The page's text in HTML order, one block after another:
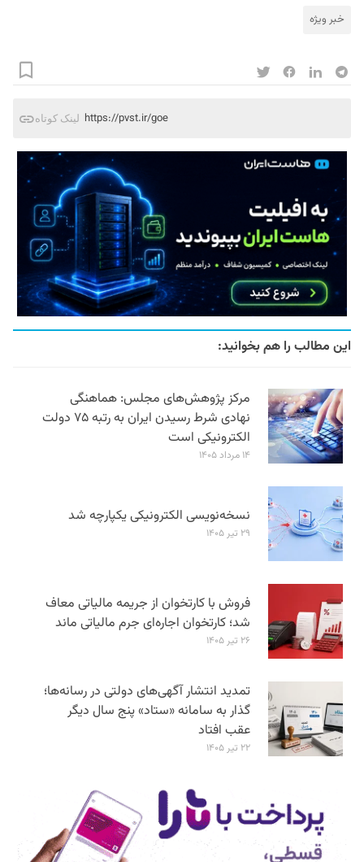
خبر ویژه
لینک کوتاه https://pvst.ir/goe
این مطالب را هم بخوانید:
مرکز پژوهش‌های مجلس: هماهنگی
نهادی شرط رسیدن ایران به رتبه ۷۵ دولت
الکترونیکی است
۱۴ مرداد ۱۴۰۵
نسخه‌نویسی الکترونیکی یکپارچه شد
۲۹ تیر ۱۴۰۵
فروش با کارتخوان از جریمه مالیاتی معاف
شد؛ کارتخوان اجاره‌ای جرم مالیاتی ماند
۲۶ تیر ۱۴۰۵
تمدید انتشار آگهی‌های دولتی در رسانه‌ها؛
گذار به سامانه «ستاد» پنج سال دیگر
عقب افتاد
۲۲ تیر ۱۴۰۵